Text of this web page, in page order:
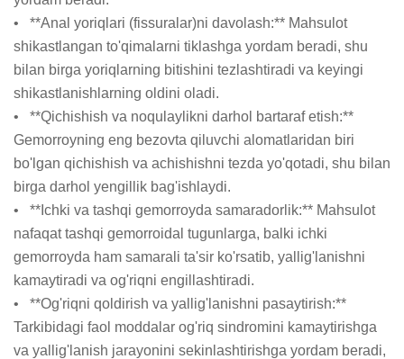
•   **Anal yoriqlari (fissuralar)ni davolash:** Mahsulot
shikastlangan to'qimalarni tiklashga yordam beradi, shu
bilan birga yoriqlarning bitishini tezlashtiradi va keyingi
shikastlanishlarning oldini oladi.
•   **Qichishish va noqulaylikni darhol bartaraf etish:**
Gemorroyning eng bezovta qiluvchi alomatlaridan biri
bo'lgan qichishish va achishishni tezda yo'qotadi, shu bilan
birga darhol yengillik bag'ishlaydi.
•   **Ichki va tashqi gemorroyda samaradorlik:** Mahsulot
nafaqat tashqi gemorroidal tugunlarga, balki ichki
gemorroyda ham samarali ta'sir ko'rsatib, yallig'lanishni
kamaytiradi va og'riqni engillashtiradi.
•   **Og'riqni qoldirish va yallig'lanishni pasaytirish:**
Tarkibidagi faol moddalar og'riq sindromini kamaytirishga
va yallig'lanish jarayonini sekinlashtirishga yordam beradi,